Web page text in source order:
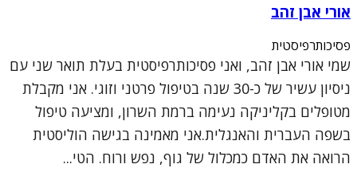
אורי אבן זהב
פסיכותרפיסטית
שמי אורי אבן זהב, ואני פסיכותרפיסטית בעלת תואר שני עם
ניסיון עשיר של כ-30 שנה בטיפול פרטני וזוגי. אני מקבלת
מטופלים בקליניקה נעימה ברמת השרון, ומציעה טיפול
בשפה העברית והאנגלית.אני מאמינה בגישה הוליסטית
הרואה את האדם כמכלול של גוף, נפש ורוח. הטי...